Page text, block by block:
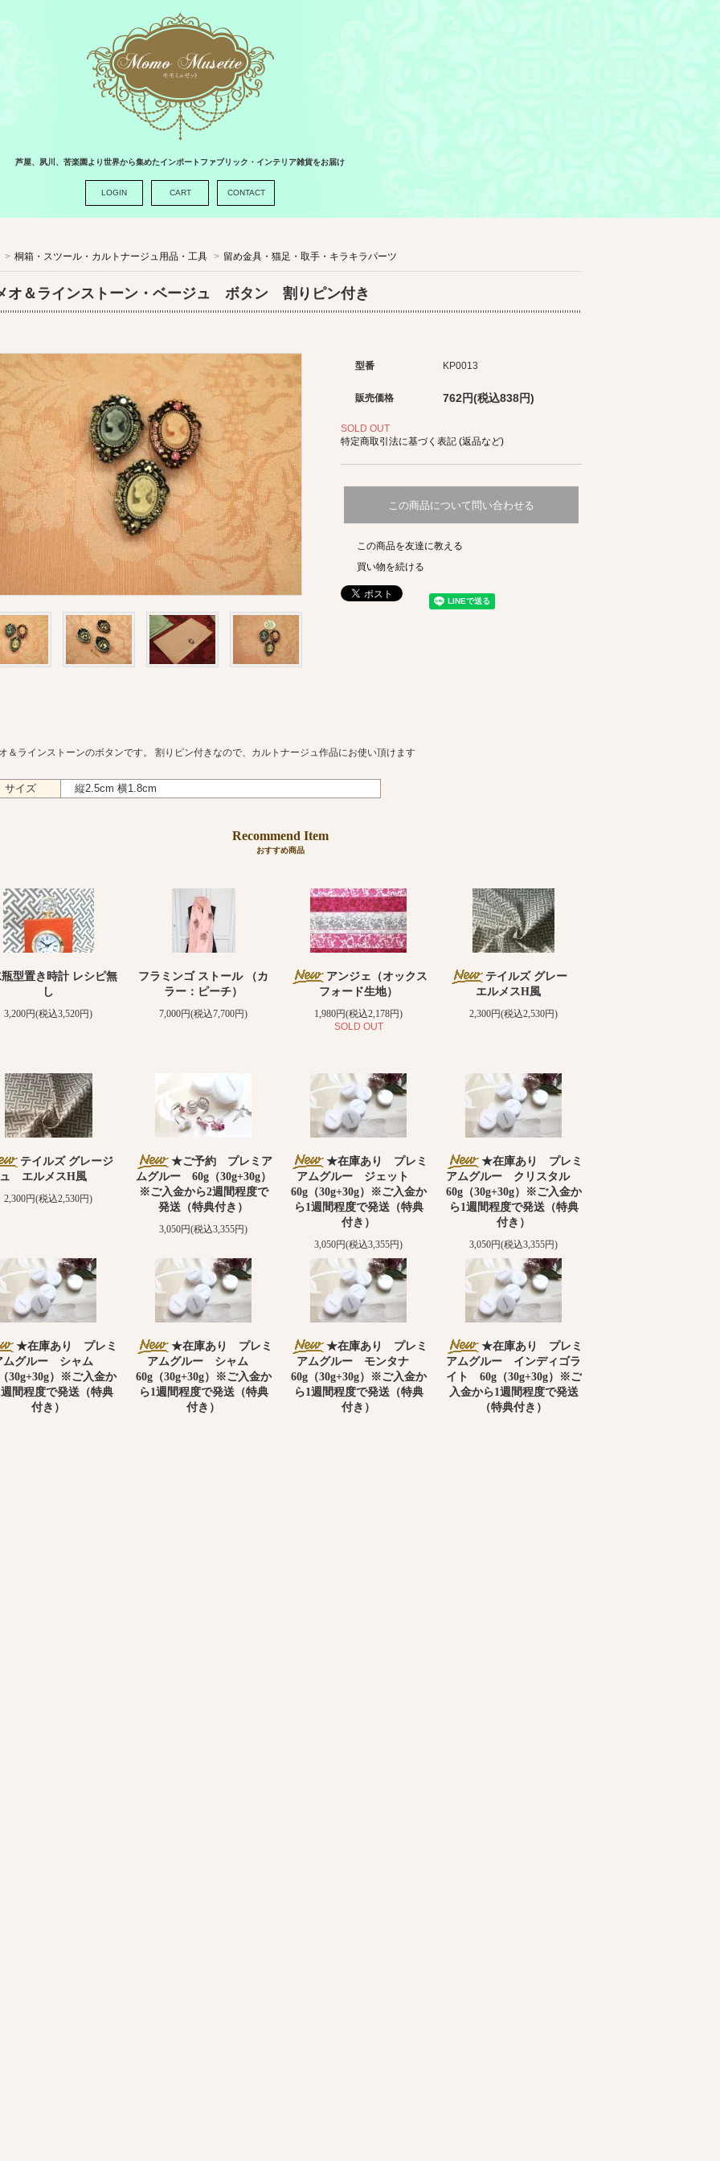
芦屋、夙川、苦楽園より世界から集めたインポートファブリック・インテリア雑貨をお届け
LOGIN CART CONTACT
> 桐箱・スツール・カルトナージュ用品・工具 > 留め金具・猫足・取手・キラキラパーツ
オ＆ラインストーン・ベージュ ボタン 割りピン付き
型番 KP0013
販売価格 762円(税込838円)
SOLD OUT
特定商取引法に基づく表記 (返品など)
この商品について問い合わせる
この商品を友達に教える
買い物を続ける
＆ラインストーンのボタンです。 割りピン付きなので、カルトナージュ作品にお使い頂けます
サイズ 縦2.5cm 横1.8cm
Recommend Item
おすすめ商品
型置き時計 レシピ無
し
3,200円(税込3,520円)
フラミンゴ ストール （カ
ラー：ピーチ）
7,000円(税込7,700円)
アンジェ（オックス
フォード生地）
1,980円(税込2,178円)
SOLD OUT
テイルズ グレー
エルメスH風
2,300円(税込2,530円)
テイルズ グレージ
エルメスH風
2,300円(税込2,530円)
★ご予約 プレミア
ムグルー 60g（30g+30g）
※ご入金から2週間程度で
発送（特典付き）
3,050円(税込3,355円)
★在庫あり プレミ
アムグルー ジェット
60g（30g+30g）※ご入金か
ら1週間程度で発送（特典
付き）
3,050円(税込3,355円)
★在庫あり プレミ
アムグルー クリスタル
60g（30g+30g）※ご入金か
ら1週間程度で発送（特典
付き）
3,050円(税込3,355円)
★在庫あり プレミ
ムグルー シャム
30g+30g）※ご入金か
間程度で発送（特典
付き）
★在庫あり プレミ
アムグルー シャム
60g（30g+30g）※ご入金か
ら1週間程度で発送（特典
付き）
★在庫あり プレミ
アムグルー モンタナ
60g（30g+30g）※ご入金か
ら1週間程度で発送（特典
付き）
★在庫あり プレミ
アムグルー インディゴラ
イト 60g（30g+30g）※ご
入金から1週間程度で発送
（特典付き）